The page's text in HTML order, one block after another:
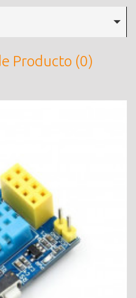
Producto (0)